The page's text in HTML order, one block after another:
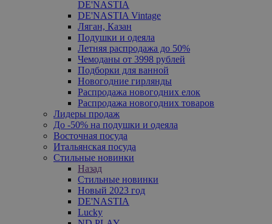
DE'NASTIA
DE'NASTIA Vintage
Ляган, Казан
Подушки и одеяла
Летняя распродажа до 50%
Чемоданы от 3998 рублей
Подборки для ванной
Новогодние гирлянды
Распродажа новогодних елок
Распродажа новогодних товаров
Лидеры продаж
До -50% на подушки и одеяла
Восточная посуда
Итальянская посуда
Стильные новинки
Назад
Стильные новинки
Новый 2023 год
DE'NASTIA
Lucky